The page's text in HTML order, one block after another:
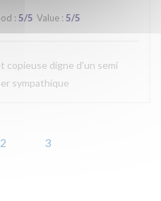
: 5/5 Value : 5/5
copieuse digne d'un semi
sympathique
2 3